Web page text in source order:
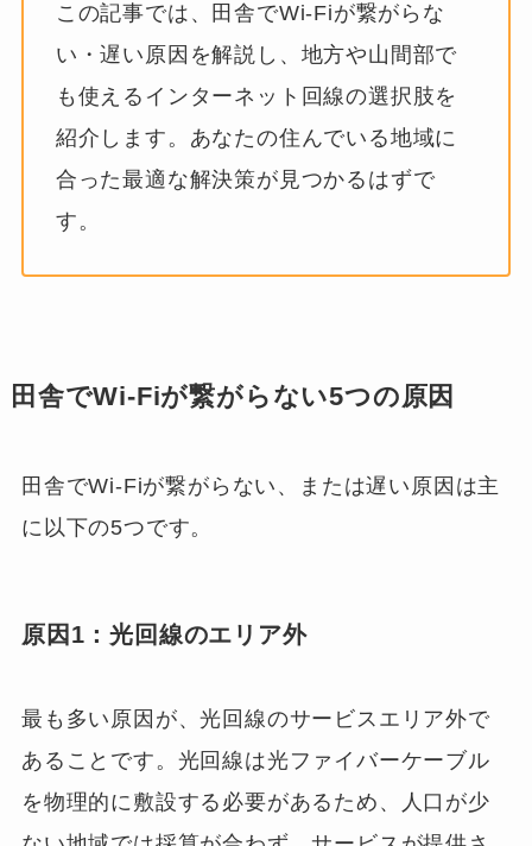
この記事では、田舎でWi-Fiが繋がらな
い・遅い原因を解説し、地方や山間部で
も使えるインターネット回線の選択肢を
紹介します。あなたの住んでいる地域に
合った最適な解決策が見つかるはずで
す。
田舎でWi-Fiが繋がらない5つの原因
田舎でWi-Fiが繋がらない、または遅い原因は主
に以下の5つです。
原因1：光回線のエリア外
最も多い原因が、光回線のサービスエリア外で
あることです。光回線は光ファイバーケーブル
を物理的に敷設する必要があるため、人口が少